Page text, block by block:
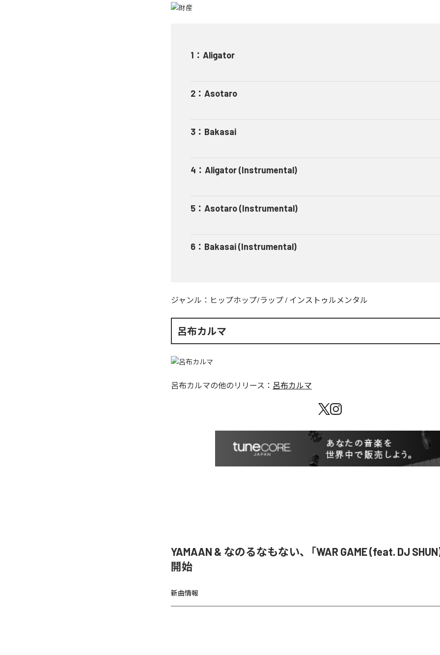
1 ： Aligator
2 ： Asotaro
3 ： Bakasai
4 ： Aligator (Instrumental)
5 ： Asotaro (Instrumental)
6 ： Bakasai (Instrumental)
ジャンル： ヒップホップ/ラップ / インストゥルメンタル
呂布カルマ
呂布カルマの他のリリース： 呂布カルマ
YAMAAN & なのるなもない、「WAR GAME (feat. DJ
開始
新曲情報